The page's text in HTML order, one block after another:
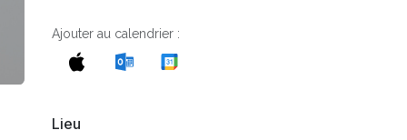
Ajouter au calendrier :
Lieu